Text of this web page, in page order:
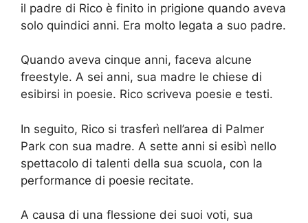
il padre di Rico è finito in prigione quando aveva
solo quindici anni. Era molto legata a suo padre.
Quando aveva cinque anni, faceva alcune
freestyle. A sei anni, sua madre le chiese di
esibirsi in poesie. Rico scriveva poesie e testi.
In seguito, Rico si trasferì nell’area di Palmer
Park con sua madre. A sette anni si esibì nello
spettacolo di talenti della sua scuola, con la
performance di poesie recitate.
A causa di una flessione dei suoi voti, sua